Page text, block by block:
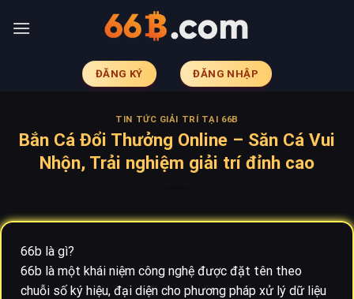
ĐĂNG KÝ ĐĂNG NHẬP
TIN TỨC GIẢI TRÍ TẠI 66B
Bắn Cá Đổi Thưởng Online – Săn Cá Vui
Nhộn, Trải nghiệm giải trí đỉnh cao
66b là gì?
66b là một khái niệm công nghệ được đặt tên theo
chuỗi số ký hiệu, đại diện cho phương pháp xử lý dữ liệu